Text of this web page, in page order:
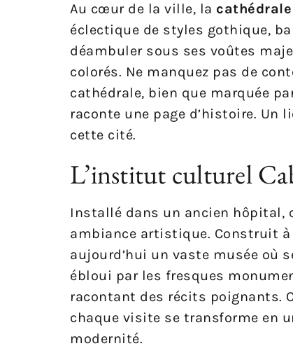
Au cœur de la ville, la cathédrale
éclectique de styles gothique,
déambuler sous ses voûtes
colorés. Ne manquez pas de
cathédrale, bien que marquée
raconte une page d’histoire. Un
cette cité.
L’institut culturel
Installé dans un ancien hôpital,
ambiance artistique. Construit à
aujourd’hui un vaste musée où
ébloui par les fresques
racontant des récits poignants.
chaque visite se transforme en
modernité.